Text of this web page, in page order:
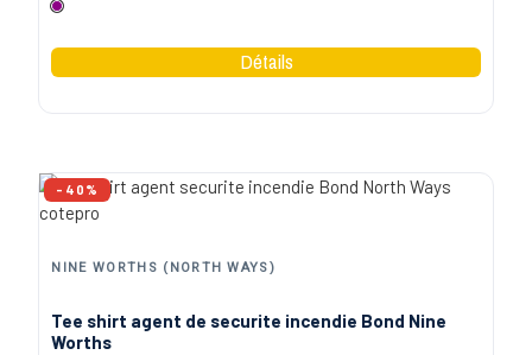
Fushia
NINE WORTHS (NORTH WAYS)
Tee shirt agent de securite incendie Bond Nine
Worths
-40%